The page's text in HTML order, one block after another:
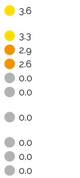
3.6
3.3
2.9
2.6
0.0
0.0
0.0
0.0
0.0
0.0